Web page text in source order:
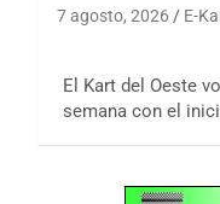
7 agosto, 2026 E-
El Kart del Oeste
semana con el